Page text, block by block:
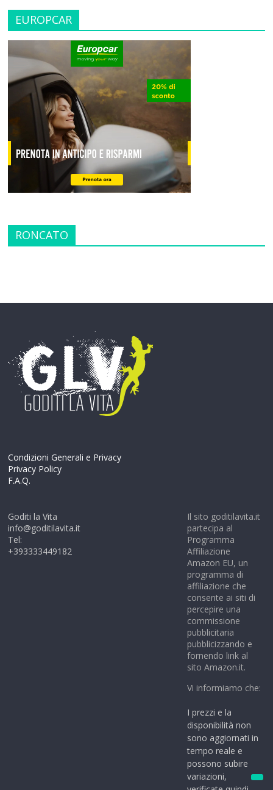
EUROPCAR
RONCATO
Condizioni Generali e Privacy
Privacy Policy
F.A.Q.
Goditi la Vita
info@goditilavita.it
Tel:
+393333449182
Il sito goditilavita.it
partecipa al
Programma
Affiliazione
Amazon EU, un
programma di
affiliazione che
consente ai siti di
percepire una
commissione
pubblicitaria
pubblicizzando e
fornendo link al
sito Amazon.it.
Vi informiamo che:
I prezzi e la
disponibilità non
sono aggiornati in
tempo reale e
possono subire
variazioni,